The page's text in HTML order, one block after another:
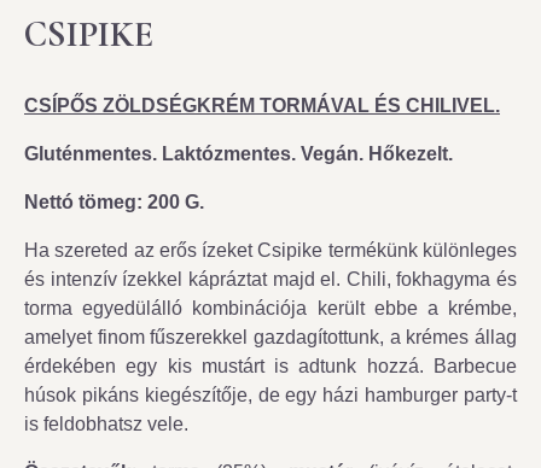
CSIPIKE
CSÍPŐS ZÖLDSÉGKRÉM TORMÁVAL ÉS CHILIVEL.
Gluténmentes. Laktózmentes. Vegán. Hőkezelt.
Nettó tömeg: 200 G.
Ha szereted az erős ízeket Csipike termékünk különleges
és intenzív ízekkel kápráztat majd el. Chili, fokhagyma és
torma egyedülálló kombinációja került ebbe a krémbe,
amelyet finom fűszerekkel gazdagítottunk, a krémes állag
érdekében egy kis mustárt is adtunk hozzá. Barbecue
húsok pikáns kiegészítője, de egy házi hamburger party-t
is feldobhatsz vele.